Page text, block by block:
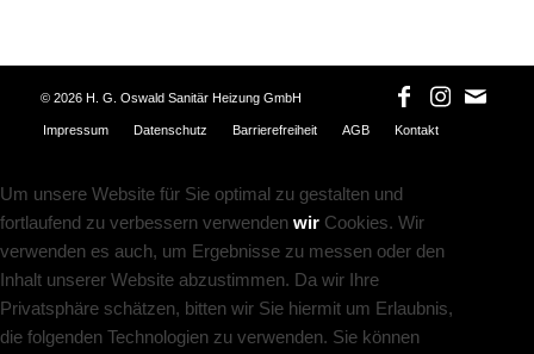
©2026 H. G. Oswald Sanitär Heizung GmbH
Impressum Datenschutz Barrierefreiheit AGB Kontakt
Um unsere Website für Sie optimal zu gestalten und
fortlaufend zu verbessern verwenden wir Cookies. Wir
verwenden es auch, um Ergebnisse zu messen oder den
Inhalt unserer Website abzustimmen. Da wir Ihre
Privatsphäre schätzen, bitten wir Sie hiermit um Erlaubnis,
die folgenden Technologien zu verwenden. Sie können